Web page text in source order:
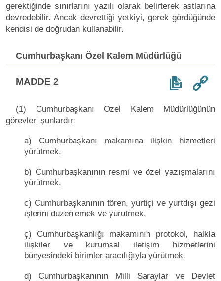
gerektiğinde sınırlarını yazılı olarak belirterek astlarına
devredebilir. Ancak devrettiği yetkiyi, gerek gördüğünde
kendisi de doğrudan kullanabilir.
Cumhurbaşkanı Özel Kalem Müdürlüğü
MADDE 2
(1) Cumhurbaşkanı Özel Kalem Müdürlüğünün
görevleri şunlardır:
a) Cumhurbaşkanı makamına ilişkin hizmetleri
yürütmek,
b) Cumhurbaşkanının resmi ve özel yazışmalarını
yürütmek,
c) Cumhurbaşkanının tören, yurtiçi ve yurtdışı gezi
işlerini düzenlemek ve yürütmek,
ç) Cumhurbaşkanlığı makamının protokol, halkla
ilişkiler ve kurumsal iletişim hizmetlerini
bünyesindeki birimler aracılığıyla yürütmek,
d) Cumhurbaşkanının Milli Saraylar ve Devlet